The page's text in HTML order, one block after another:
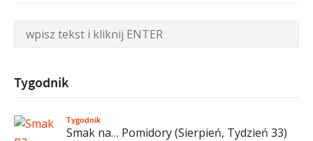
Tygodnik
Tygodnik
Smak na… Pomidory (Sierpień, Tydzień 33)